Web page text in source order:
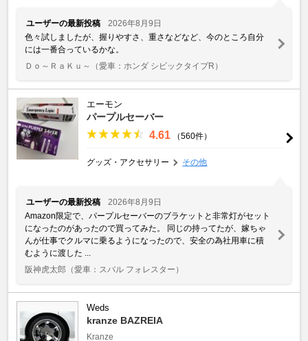
ユーザーの最新投稿
2026年8月9日
色々試しましたが、握りやすさ、重さなどなど、今のところ自分
には一番合っているかな。
Ｄｏ～ＲａＫｕ～
（愛車：ホンダ シビックタイプR）
エーモン
パープルセーバー
4.61 （560件）
グッズ・アクセサリー その他
ユーザーの最新投稿
2026年8月9日
Amazon限定で、パープルセーバーのブラケットと非常灯がセット
になったのがあったので買ってみた。 同じの持ってたが、嫁ちゃ
んが仕事でクルマに乗るようになったので、安全の為社用車に積
むように渡した ...
阪神虎太郎 （愛車：スバル フォレスター）
Weds
kranze BAZREIA
Kranze